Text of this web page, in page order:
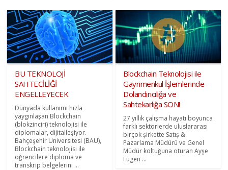
BU TEKNOLOJİ
SAHTECİLİĞİ
ENGELLEYECEK
Dünyada kullanımı hızla
yaygınlaşan Blockchain
(blokzinciri) teknolojisi ile
diplomalar, dijitalleşiyor.
Bahçeşehir Üniversitesi (BAU),
Blockchain teknolojisi ile
öğrencilere diploma ve
transkrip belgelerini ...
Blockchain Teknolojisi ile
Gayrimenkul İşlemlerinde
Dolandırıcılığa ve
Sahtekarlığa SON!
27 yıllık çalışma hayatı boyunca
farklı sektörlerde uluslararası
birçok şirkette Satış &
Pazarlama Müdürü ve Genel
Müdür koltuğuna oturan Ayşe
Fügen ...